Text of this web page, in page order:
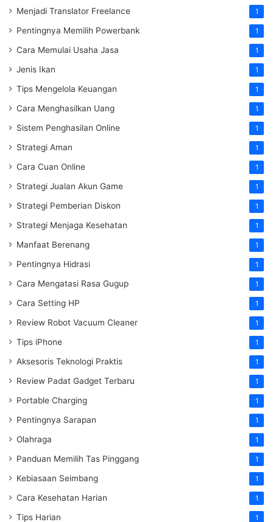
Menjadi Translator Freelance 1
Pentingnya Memilih Powerbank 1
Cara Memulai Usaha Jasa 1
Jenis Ikan 1
Tips Mengelola Keuangan 1
Cara Menghasilkan Uang 1
Sistem Penghasilan Online 1
Strategi Aman 1
Cara Cuan Online 1
Strategi Jualan Akun Game 1
Strategi Pemberian Diskon 1
Strategi Menjaga Kesehatan 1
Manfaat Berenang 1
Pentingnya Hidrasi 1
Cara Mengatasi Rasa Gugup 1
Cara Setting HP 1
Review Robot Vacuum Cleaner 1
Tips iPhone 1
Aksesoris Teknologi Praktis 1
Review Padat Gadget Terbaru 1
Portable Charging 1
Pentingnya Sarapan 1
Olahraga 1
Panduan Memilih Tas Pinggang 1
Kebiasaan Seimbang 1
Cara Kesehatan Harian 1
Tips Harian 1